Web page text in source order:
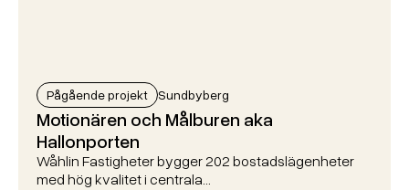
Pågående projekt Sundbyberg
Motionären och Målburen aka
Hallonporten
Wåhlin Fastigheter bygger 202 bostadslägenheter
med hög kvalitet i centrala…